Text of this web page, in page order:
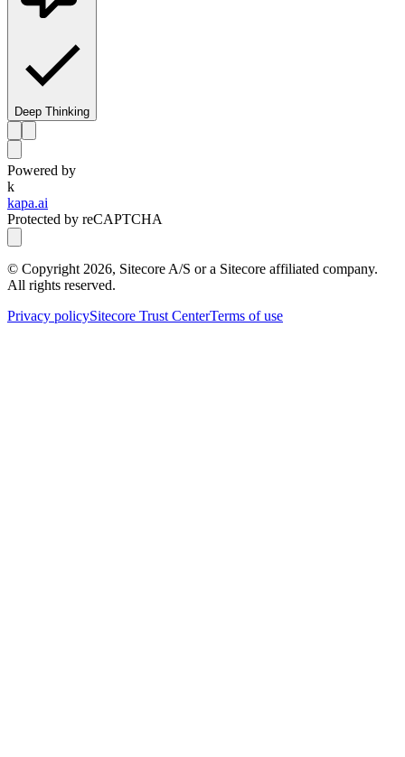
Deep Thinking
Powered by
k
kapa.ai
Protected by reCAPTCHA
© Copyright 2026, Sitecore A/S or a Sitecore affiliated company.
All rights reserved.
Privacy policySitecore Trust CenterTerms of use